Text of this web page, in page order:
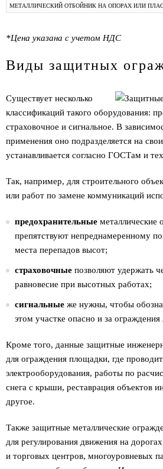
МЕТАЛЛИЧЕСКИЙ ОТБОЙНИК НА ОПОРАХ ИЛИ
*Цена указана с учетом НДС
Виды защитных
Существует несколько
классификаций такого оборудования:
страховочное и сигнальное. В
применения оно подразделяется на
устанавливается согласно ГОСТам и
Так, например, для строительного
или работ по замене коммуникаций
предохранительные металлические
препятствуют непреднамеренному
места перепадов высот;
страховочные позволяют удержать
равновесие при высотных работах;
сигнальные же нужны, чтобы
этом участке опасно и за
Кроме того, данные защитные
для ограждения площадки, где
электрооборудования, работы по
снега с крыши, реставрация объектов
другое.
Также защитные металлические
для регулирования движения на
и торговых центров, многоуровневых